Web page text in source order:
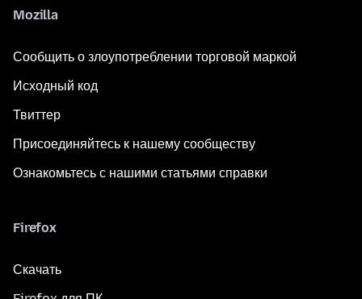
Mozilla
Сообщить о злоупотреблении торговой маркой
Исходный код
Твиттер
Присоединяйтесь к нашему сообществу
Ознакомьтесь с нашими статьями справки
Firefox
Скачать